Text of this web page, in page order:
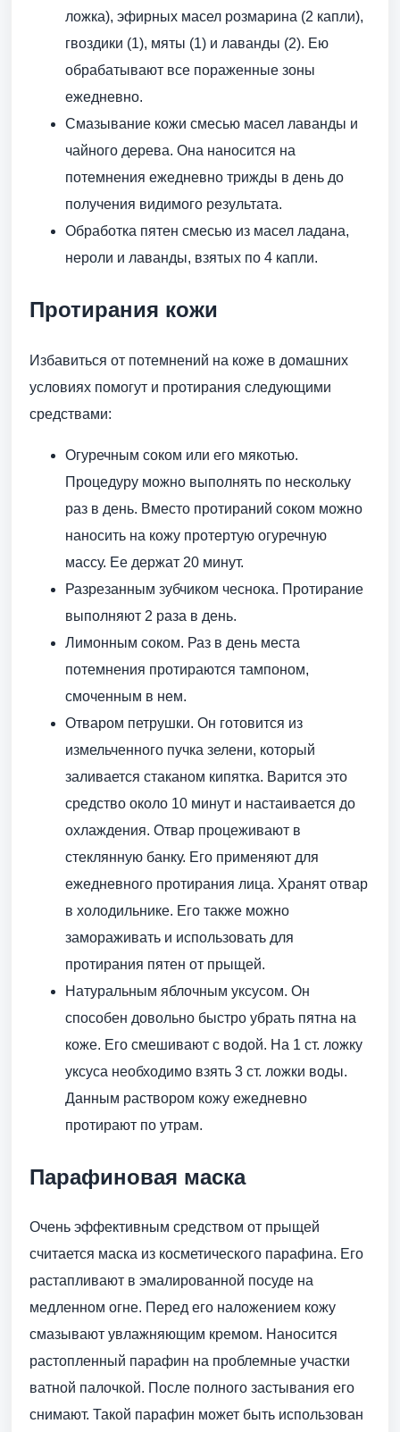
ложка), эфирных масел розмарина (2 капли),
гвоздики (1), мяты (1) и лаванды (2). Ею
обрабатывают все пораженные зоны
ежедневно.
Смазывание кожи смесью масел лаванды и
чайного дерева. Она наносится на
потемнения ежедневно трижды в день до
получения видимого результата.
Обработка пятен смесью из масел ладана,
нероли и лаванды, взятых по 4 капли.
Протирания кожи
Избавиться от потемнений на коже в домашних
условиях помогут и протирания следующими
средствами:
Огуречным соком или его мякотью.
Процедуру можно выполнять по нескольку
раз в день. Вместо протираний соком можно
наносить на кожу протертую огуречную
массу. Ее держат 20 минут.
Разрезанным зубчиком чеснока. Протирание
выполняют 2 раза в день.
Лимонным соком. Раз в день места
потемнения протираются тампоном,
смоченным в нем.
Отваром петрушки. Он готовится из
измельченного пучка зелени, который
заливается стаканом кипятка. Варится это
средство около 10 минут и настаивается до
охлаждения. Отвар процеживают в
стеклянную банку. Его применяют для
ежедневного протирания лица. Хранят отвар
в холодильнике. Его также можно
замораживать и использовать для
протирания пятен от прыщей.
Натуральным яблочным уксусом. Он
способен довольно быстро убрать пятна на
коже. Его смешивают с водой. На 1 ст. ложку
уксуса необходимо взять 3 ст. ложки воды.
Данным раствором кожу ежедневно
протирают по утрам.
Парафиновая маска
Очень эффективным средством от прыщей
считается маска из косметического парафина. Его
растапливают в эмалированной посуде на
медленном огне. Перед его наложением кожу
смазывают увлажняющим кремом. Наносится
растопленный парафин на проблемные участки
ватной палочкой. После полного застывания его
снимают. Такой парафин может быть использован